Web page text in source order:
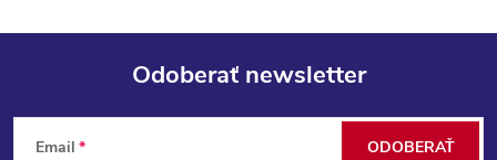
Z
Odoberať newsletter
Email ODOBERAŤ